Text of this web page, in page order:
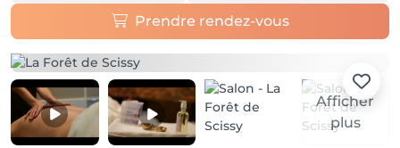
Prendre rendez-vous
Afficher
plus